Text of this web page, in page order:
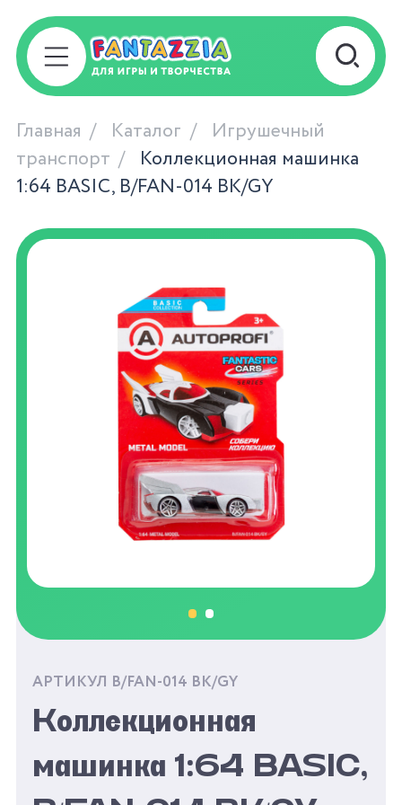
Главная Каталог
Игрушечный
транспорт
Коллекционная машинка
1:64 BASIC, B/FAN-014 BK/GY
АРТИКУЛ B/FAN-014 BK/GY
Коллекционная
машинка 1:64 BASIC,